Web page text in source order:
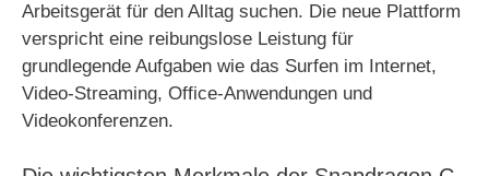
Arbeitsgerät für den Alltag suchen. Die neue Plattform
verspricht eine reibungslose Leistung für
grundlegende Aufgaben wie das Surfen im Internet,
Video-Streaming, Office-Anwendungen und
Videokonferenzen.